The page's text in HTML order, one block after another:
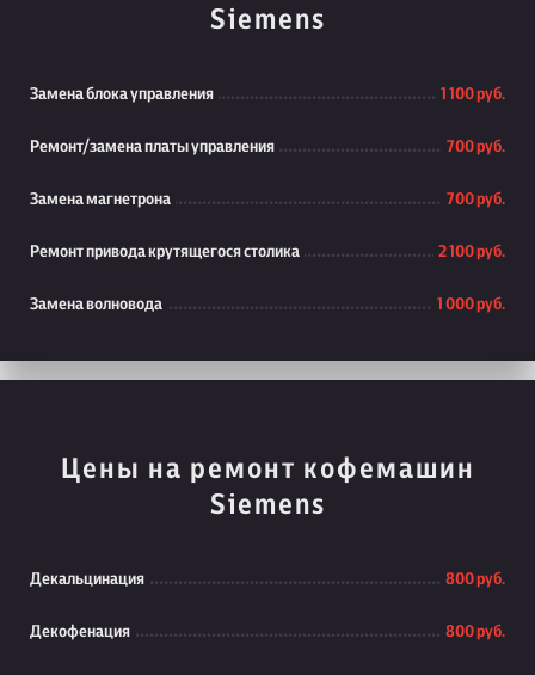
Siemens
Замена блока управления 1 100 руб.
Ремонт/замена платы управления 700 руб.
Замена магнетрона 700 руб.
Ремонт привода крутящегося столика 2 100 руб.
Замена волновода 1 000 руб.
Цены на ремонт кофемашин
Siemens
Декальцинация 800 руб.
Декофенация 800 руб.